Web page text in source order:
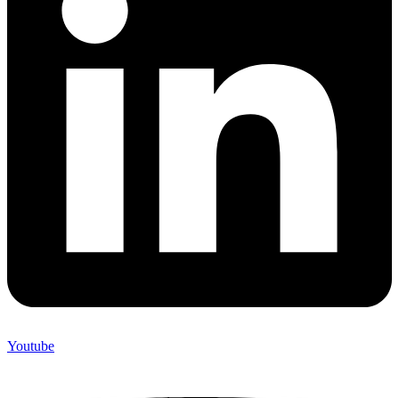
Youtube